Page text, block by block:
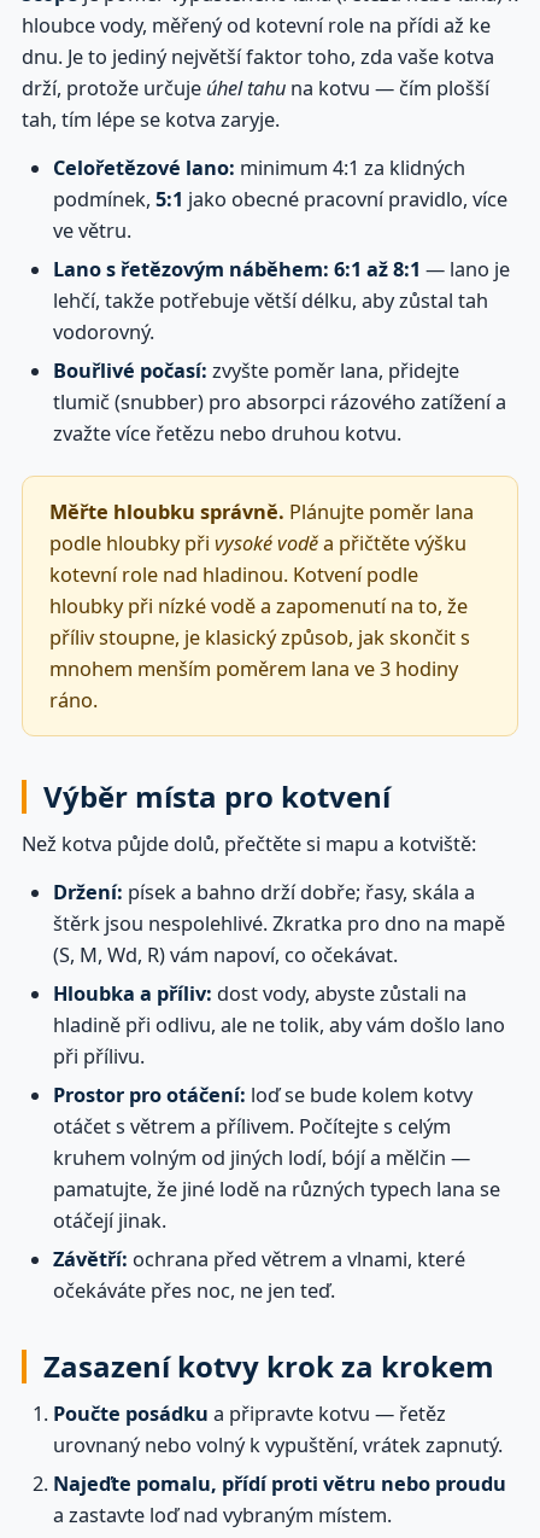
hloubce vody, měřený od kotevní role na přídi až ke
dnu. Je to jediný největší faktor toho, zda vaše kotva
drží, protože určuje úhel tahu na kotvu — čím plošší
tah, tím lépe se kotva zaryje.
Celořetězové lano: minimum 4:1 za klidných
podmínek, 5:1 jako obecné pracovní pravidlo, více
ve větru.
Lano s řetězovým náběhem: 6:1 až 8:1 — lano je
lehčí, takže potřebuje větší délku, aby zůstal tah
vodorovný.
Bouřlivé počasí: zvyšte poměr lana, přidejte
tlumič (snubber) pro absorpci rázového zatížení a
zvažte více řetězu nebo druhou kotvu.
Měřte hloubku správně. Plánujte poměr lana
podle hloubky při vysoké voděa přičtěte výšku
kotevní role nad hladinou. Kotvení podle
hloubky při nízké vodě a zapomenutí na to, že
příliv stoupne, je klasický způsob, jak skončit s
mnohem menším poměrem lana ve 3 hodiny
ráno.
Výběr místa pro kotvení
Než kotva půjde dolů, přečtěte si mapu a kotviště:
Držení: písek a bahno drží dobře; řasy, skála a
štěrk jsou nespolehlivé. Zkratka pro dno na mapě
(S, M, Wd, R) vám napoví, co očekávat.
Hloubka a příliv: dost vody, abyste zůstali na
hladině při odlivu, ale ne tolik, aby vám došlo lano
při přílivu.
Prostor pro otáčení: loď se bude kolem kotvy
otáčet s větrem a přílivem. Počítejte s celým
kruhem volným od jiných lodí, bójí a mělčin —
pamatujte, že jiné lodě na různých typech lana se
otáčejí jinak.
Závětří: ochrana před větrem a vlnami, které
očekáváte přes noc, ne jen teď.
Zasazení kotvy krok za krokem
Poučte posádku a připravte kotvu — řetěz
urovnaný nebo volný k vypuštění, vrátek zapnutý.
Najeďte pomalu, přídí proti větru nebo proudu
a zastavte loď nad vybraným místem.